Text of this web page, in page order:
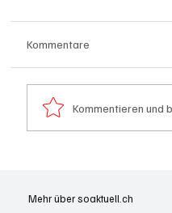
Kommentare
Kommentieren und
Mehr über soaktuell.ch